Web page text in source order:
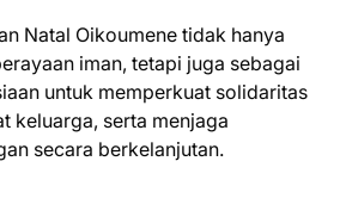
Natal Oikoumene tidak hanya
iman, tetapi juga sebagai
untuk memperkuat solidaritas
keluarga, serta menjaga
secara berkelanjutan.